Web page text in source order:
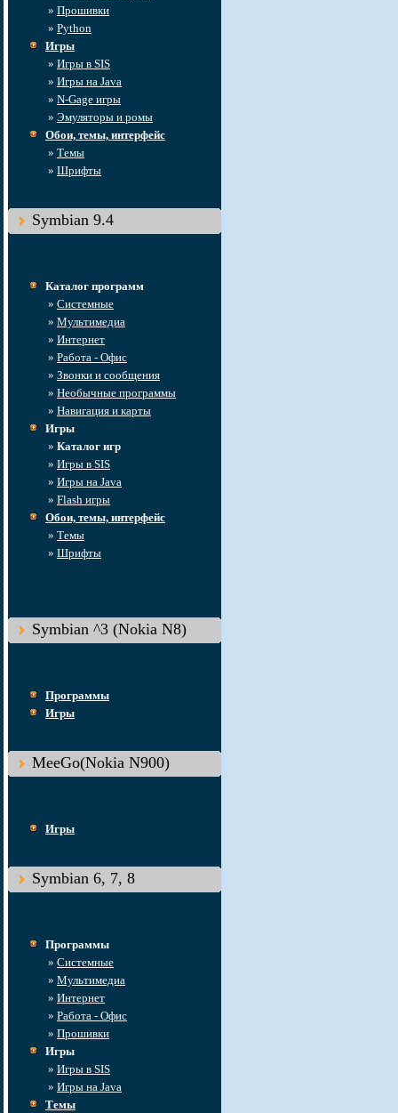
» Прошивки
» Python
Игры
» Игры в SIS
» Игры на Java
» N-Gage игры
» Эмуляторы и ромы
Обои, темы, интерфейс
» Темы
» Шрифты
Symbian 9.4
Каталог программ
» Системные
» Мультимедиа
» Интернет
» Работа - Офис
» Звонки и сообщения
» Необычные программы
» Навигация и карты
Игры
» Каталог игр
» Игры в SIS
» Игры на Java
» Flash игры
Обои, темы, интерфейс
» Темы
» Шрифты
Symbian ^3 (Nokia N8)
Программы
Игры
MeeGo(Nokia N900)
Игры
Symbian 6, 7, 8
Программы
» Системные
» Мультимедиа
» Интернет
» Работа - Офис
» Прошивки
Игры
» Игры в SIS
» Игры на Java
Темы